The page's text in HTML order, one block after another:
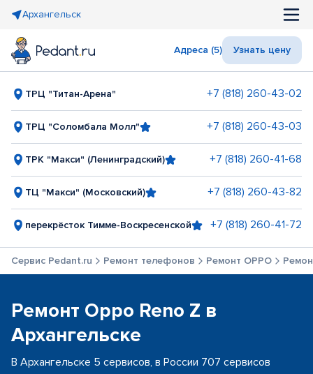
Архангельск
Адреса (5) Узнать цену
ТРЦ "Титан-Арена" +7 (818) 260-43-02
ТРЦ "Соломбала Молл" +7 (818) 260-43-03
ТРК "Макси" (Ленинградский) +7 (818) 260-41-68
ТЦ "Макси" (Московский) +7 (818) 260-43-82
перекрёсток Тимме-Воскресенской +7 (818) 260-41-72
Сервис Pedant.ru Ремонт телефонов Ремонт OPPO
Ремонт Oppo Reno Z в
Архангельске
В Архангельске 5 сервисов, в России 707 сервисов